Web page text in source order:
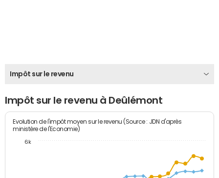
Impôt sur le revenu
Impôt sur le revenu à Deûlémont
Evolution de l'impôt moyen sur le revenu (Source : JDN d'après
ministère de l'Economie)
6k